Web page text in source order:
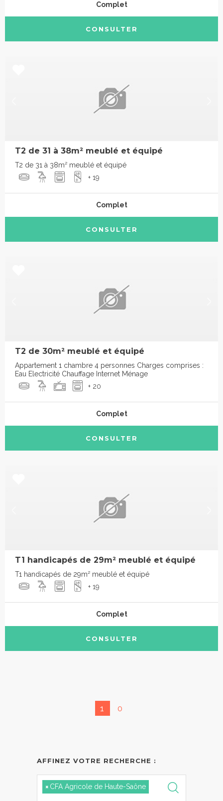
Complet
CONSULTER
T2 de 31 à 38m² meublé et équipé
T2 de 31 à 38m² meublé et équipé
+ 19
Complet
CONSULTER
T2 de 30m² meublé et équipé
Appartement 1 chambre 4 personnes Charges comprises :
Eau Electricité Chauffage Internet Ménage
+ 20
Complet
CONSULTER
T1 handicapés de 29m² meublé et équipé
T1 handicapés de 29m² meublé et équipé
+ 19
Complet
CONSULTER
1 0
AFFINEZ VOTRE RECHERCHE :
× CFA Agricole de Haute-Saône